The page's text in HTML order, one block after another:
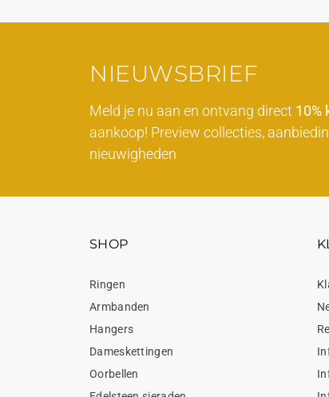
NIEUWSBRIEF
Meld je nu aan en ontvang direct 10%
aankoop! Preview collecties,
nieuwigheden
SHOP
Ringen
Armbanden
Hangers
Dameskettingen
Oorbellen